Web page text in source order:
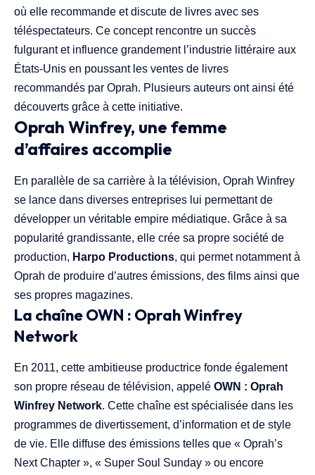
où elle recommande et discute de livres avec ses
téléspectateurs. Ce concept rencontre un succès
fulgurant et influence grandement l’industrie littéraire aux
États-Unis en poussant les ventes de livres
recommandés par Oprah. Plusieurs auteurs ont ainsi été
découverts grâce à cette initiative.
Oprah Winfrey, une femme
d’affaires accomplie
En parallèle de sa carrière à la télévision, Oprah Winfrey
se lance dans diverses entreprises lui permettant de
développer un véritable empire médiatique. Grâce à sa
popularité grandissante, elle crée sa propre société de
production, Harpo Productions, qui permet notamment à
Oprah de produire d’autres émissions, des films ainsi que
ses propres magazines.
La chaîne OWN : Oprah Winfrey
Network
En 2011, cette ambitieuse productrice fonde également
son propre réseau de télévision, appelé OWN : Oprah
Winfrey Network. Cette chaîne est spécialisée dans les
programmes de divertissement, d’information et de style
de vie. Elle diffuse des émissions telles que « Oprah’s
Next Chapter », « Super Soul Sunday » ou encore